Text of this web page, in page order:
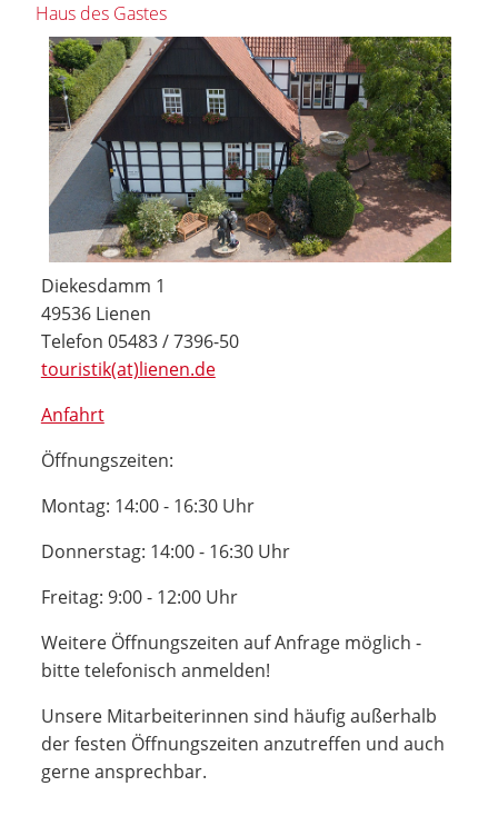
Haus des Gastes
Diekesdamm 1
49536 Lienen
Telefon 05483 / 7396-50
touristik(at)lienen.de
Anfahrt
Öffnungszeiten:
Montag: 14:00 - 16:30 Uhr
Donnerstag: 14:00 - 16:30 Uhr
Freitag: 9:00 - 12:00 Uhr
Weitere Öffnungszeiten auf Anfrage möglich -
bitte telefonisch anmelden!
Unsere Mitarbeiterinnen sind häufig außerhalb
der festen Öffnungszeiten anzutreffen und auch
gerne ansprechbar.